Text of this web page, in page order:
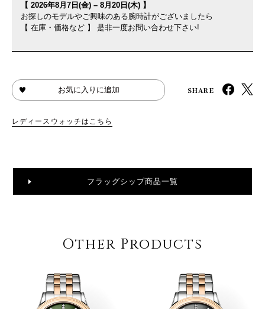
【 2026年8月7日(金) – 8月20日(木) 】
お探しのモデルやご興味のある腕時計がございましたら
【 在庫・価格など 】 是非一度お問い合わせ下さい!
お気に入りに追加 SHARE
レディースウォッチはこちら
フラッグシップ商品一覧
Other Products